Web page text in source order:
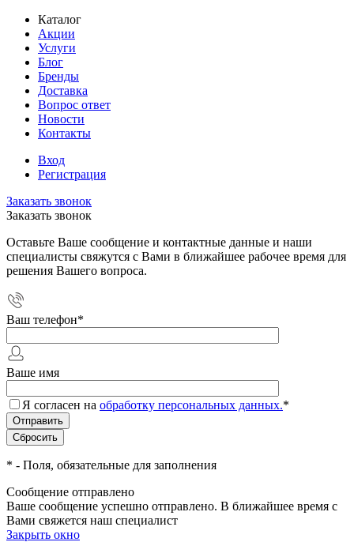
Каталог
Акции
Услуги
Блог
Бренды
Доставка
Вопрос ответ
Новости
Контакты
Вход
Регистрация
Заказать звонок
Заказать звонок
Оставьте Ваше сообщение и контактные данные и наши
специалисты свяжутся с Вами в ближайшее рабочее время для
решения Вашего вопроса.
Ваш телефон*
Ваше имя
Я согласен на обработку персональных данных.*
* - Поля, обязательные для заполнения
Сообщение отправлено
Ваше сообщение успешно отправлено. В ближайшее время с
Вами свяжется наш специалист
Закрыть окно